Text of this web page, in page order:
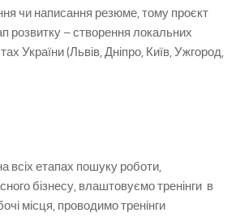
чи написання резюме, тому проєкт
розвитку – створення локальних
України (Львів, Дніпро, Київ, Ужгород,
всіх етапах пошуку роботи,
бізнесу, влаштовуємо тренінги в
місця, проводимо тренінги